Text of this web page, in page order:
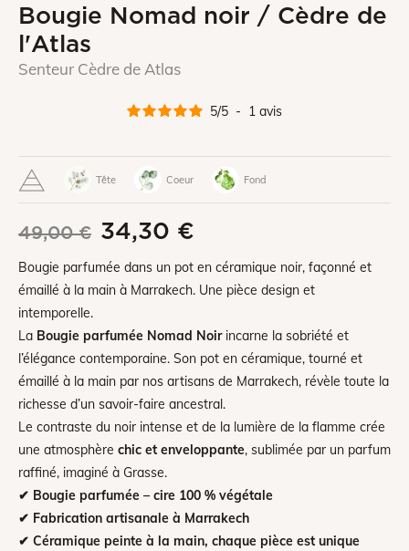
Bougie Nomad noir / Cèdre de
l'Atlas
Senteur Cèdre de Atlas
5/5 - 1 avis
Tête Coeur Fond
49,00 € 34,30 €
Bougie parfumée dans un pot en céramique noir, façonné et
émaillé à la main à Marrakech. Une pièce design et
intemporelle.
La Bougie parfumée Nomad Noirincarne la sobriété et
l’élégance contemporaine. Son pot en céramique, tourné et
émaillé à la main par nos artisans de Marrakech, révèle toute la
richesse d’un savoir-faire ancestral.
Le contraste du noir intense et de la lumière de la flamme crée
une atmosphère chic et enveloppante, sublimée par un parfum
raffiné, imaginé à Grasse.
✔ Bougie parfumée – cire 100 % végétale
✔ Fabrication artisanale à Marrakech
✔ Céramique peinte à la main, chaque pièce est unique